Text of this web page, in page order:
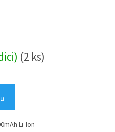
(2 ks)
Li-Ion